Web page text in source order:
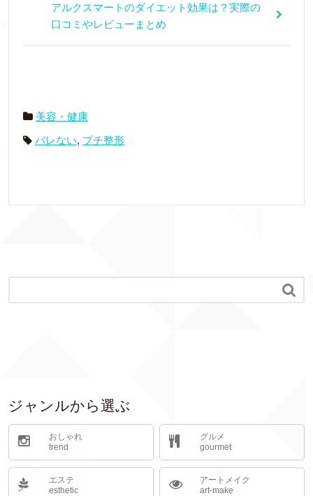
アルクスマートのダイエット効果は？実際の
口コミやレビューまとめ
美容・健康
バレない, プチ整形

ジャンルから選ぶ
おしゃれ
trend
グルメ
gourmet
エステ
esthetic
アートメイク
art-make